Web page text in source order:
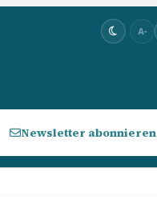
A-
Newsletter abonnieren